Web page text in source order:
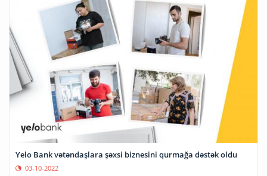
Yelo Bank vətəndaşlara şəxsi biznesini qurmağa dəstək oldu
03-10-2022